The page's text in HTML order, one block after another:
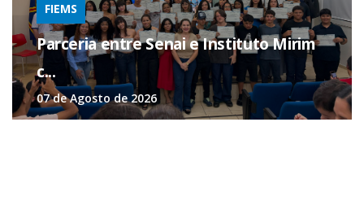
FIEMS
Parceria entre Senai e Instituto Mirim
c...
07 de Agosto de 2026